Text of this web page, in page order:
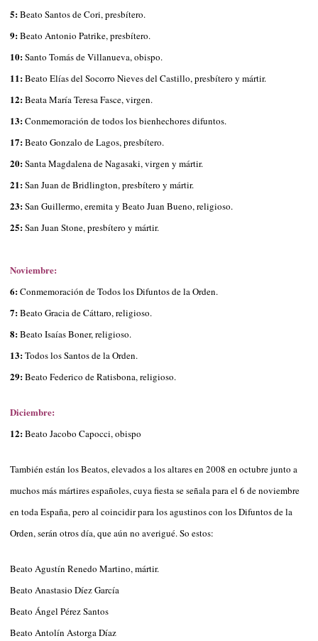
5:Beato Santos de Cori, presbítero.
9:Beato Antonio Patrike, presbítero.
10:Santo Tomás de Villanueva, obispo.
11:Beato Elías del Socorro Nieves del Castillo, presbítero y mártir.
12:Beata María Teresa Fasce, virgen.
13:Conmemoración de todos los bienhechores difuntos.
17:Beato Gonzalo de Lagos, presbítero.
20:Santa Magdalena de Nagasaki, virgen y mártir.
21:San Juan de Bridlington, presbítero y mártir.
23:San Guillermo, eremita y Beato Juan Bueno, religioso.
25:San Juan Stone, presbítero y mártir.
Noviembre:
6:Conmemoración de Todos los Difuntos de la Orden.
7:Beato Gracia de Cáttaro, religioso.
8:Beato Isaías Boner, religioso.
13:Todos los Santos de la Orden.
29:Beato Federico de Ratisbona, religioso.
Diciembre:
12:Beato Jacobo Capocci, obispo
También están los Beatos, elevados a los altares en 2008 en octubre junto a
muchos más mártires españoles, cuya fiesta se señala para el 6 de noviembre
en toda España, pero al coincidir para los agustinos con los Difuntos de la
Orden, serán otros día, que aún no averigué. So estos:
Beato Agustín Renedo Martino, mártir.
Beato Anastasio Díez García
Beato Ángel Pérez Santos
Beato Antolín Astorga Díaz